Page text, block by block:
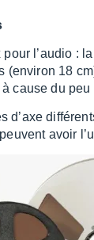
pour l’au­dio :
(envi­ron 18
cause du
d’axe
avoir